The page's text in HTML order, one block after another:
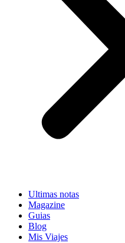
Ultimas notas
Magazine
Guias
Blog
Mis Viajes